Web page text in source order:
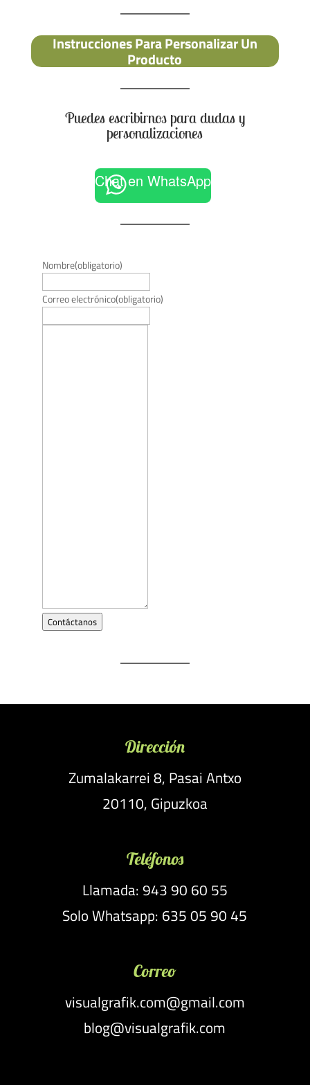
Instrucciones Para Personalizar Un
Producto
Puedes escribirnos para dudas y
personalizaciones
Chat en WhatsApp
Nombre(obligatorio)
Correo electrónico(obligatorio)
Contáctanos
Dirección
Zumalakarrei 8, Pasai Antxo
20110, Gipuzkoa
Teléfonos
Llamada: 943 90 60 55
Solo Whatsapp: 635 05 90 45
Correo
visualgrafik.com@gmail.com
blog@visualgrafik.com